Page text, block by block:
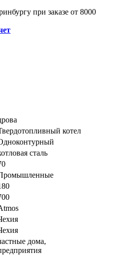
при заказе от 8000
котел
сталь
дома,